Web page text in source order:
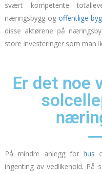
svært kompetente
næringsbygg og offentlige
disse aktørene på
store investeringer som man
Er det noe
På mindre anlegg forhus
ingenting av vedlikehold. På